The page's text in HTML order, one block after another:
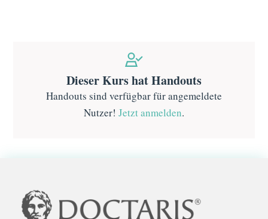
Dieser Kurs hat Handouts
Handouts sind verfügbar für angemeldete
Nutzer! Jetzt anmelden.